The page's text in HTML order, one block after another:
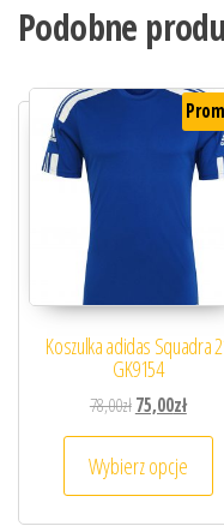
Podobne
Koszulka adidas Squadra
GK9154
78,00złPierwotna
75,00zł
Wybierz opcje